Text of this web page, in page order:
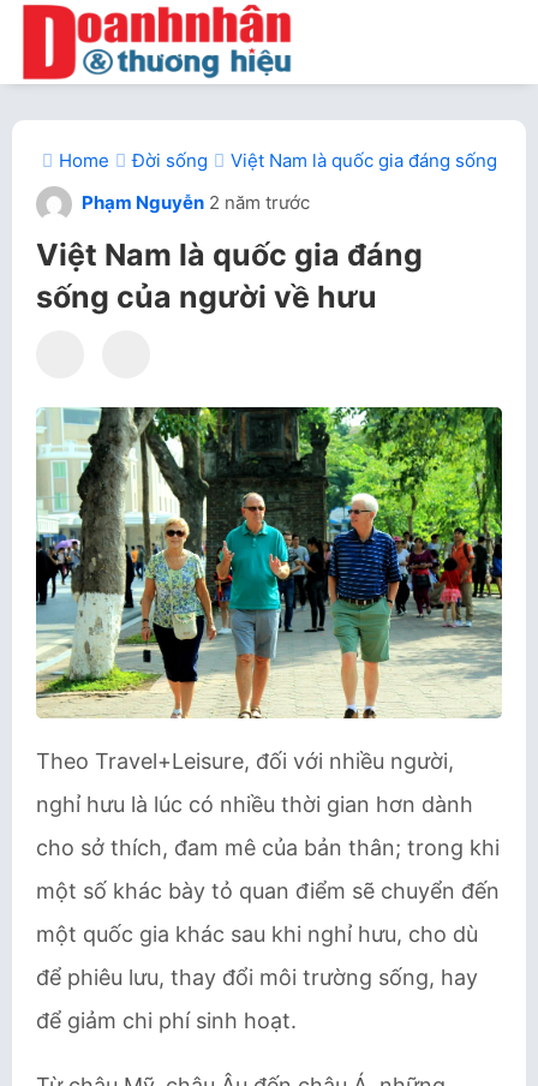
Home Đời sống
Việt Nam là quốc gia đáng sống
Phạm Nguyễn 2 năm trước
Việt Nam là quốc gia đáng
sống của người về hưu
Theo Travel+Leisure, đối với nhiều người,
nghỉ hưu là lúc có nhiều thời gian hơn dành
cho sở thích, đam mê của bản thân; trong khi
một số khác bày tỏ quan điểm sẽ chuyển đến
một quốc gia khác sau khi nghỉ hưu, cho dù
để phiêu lưu, thay đổi môi trường sống, hay
để giảm chi phí sinh hoạt.